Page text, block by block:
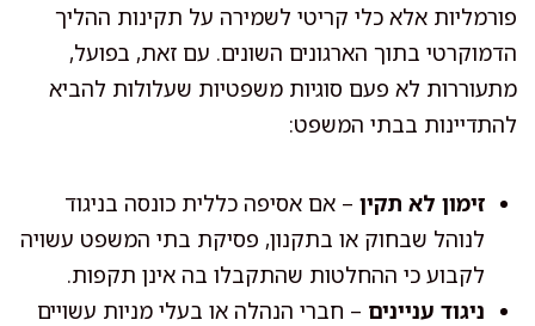
פורמליות אלא כלי קריטי לשמירה על תקינות ההליך
הדמוקרטי בתוך הארגונים השונים. עם זאת, בפועל,
מתעוררות לא פעם סוגיות משפטיות שעלולות להביא
להתדיינות בבתי המשפט:
זימון לא תקין – אם אסיפה כללית כונסה בניגוד
לנוהל שבחוק או בתקנון, פסיקת בתי המשפט עשויה
לקבוע כי ההחלטות שהתקבלו בה אינן תקפות.
ניגוד עניינים – חברי הנהלה או בעלי מניות עשויים